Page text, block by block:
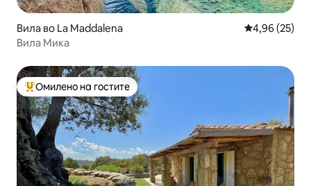
Вила во La Maddalena Просечна
4,96 (25)
Вила Мика
Меѓу најуспешните „Омилени на гостите“
Омилено на гостите